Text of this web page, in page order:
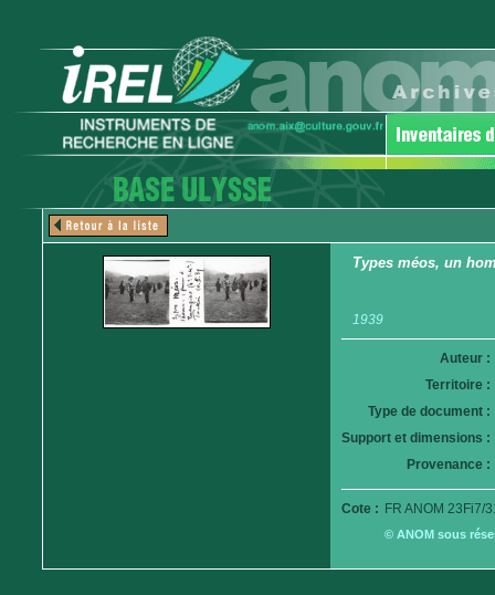
Types méos, un
1939
Auteur :
Territoire :
Type de document :
Support et dimensions :
Provenance :
Cote : FR ANOM 23Fi7/
© ANOM sous